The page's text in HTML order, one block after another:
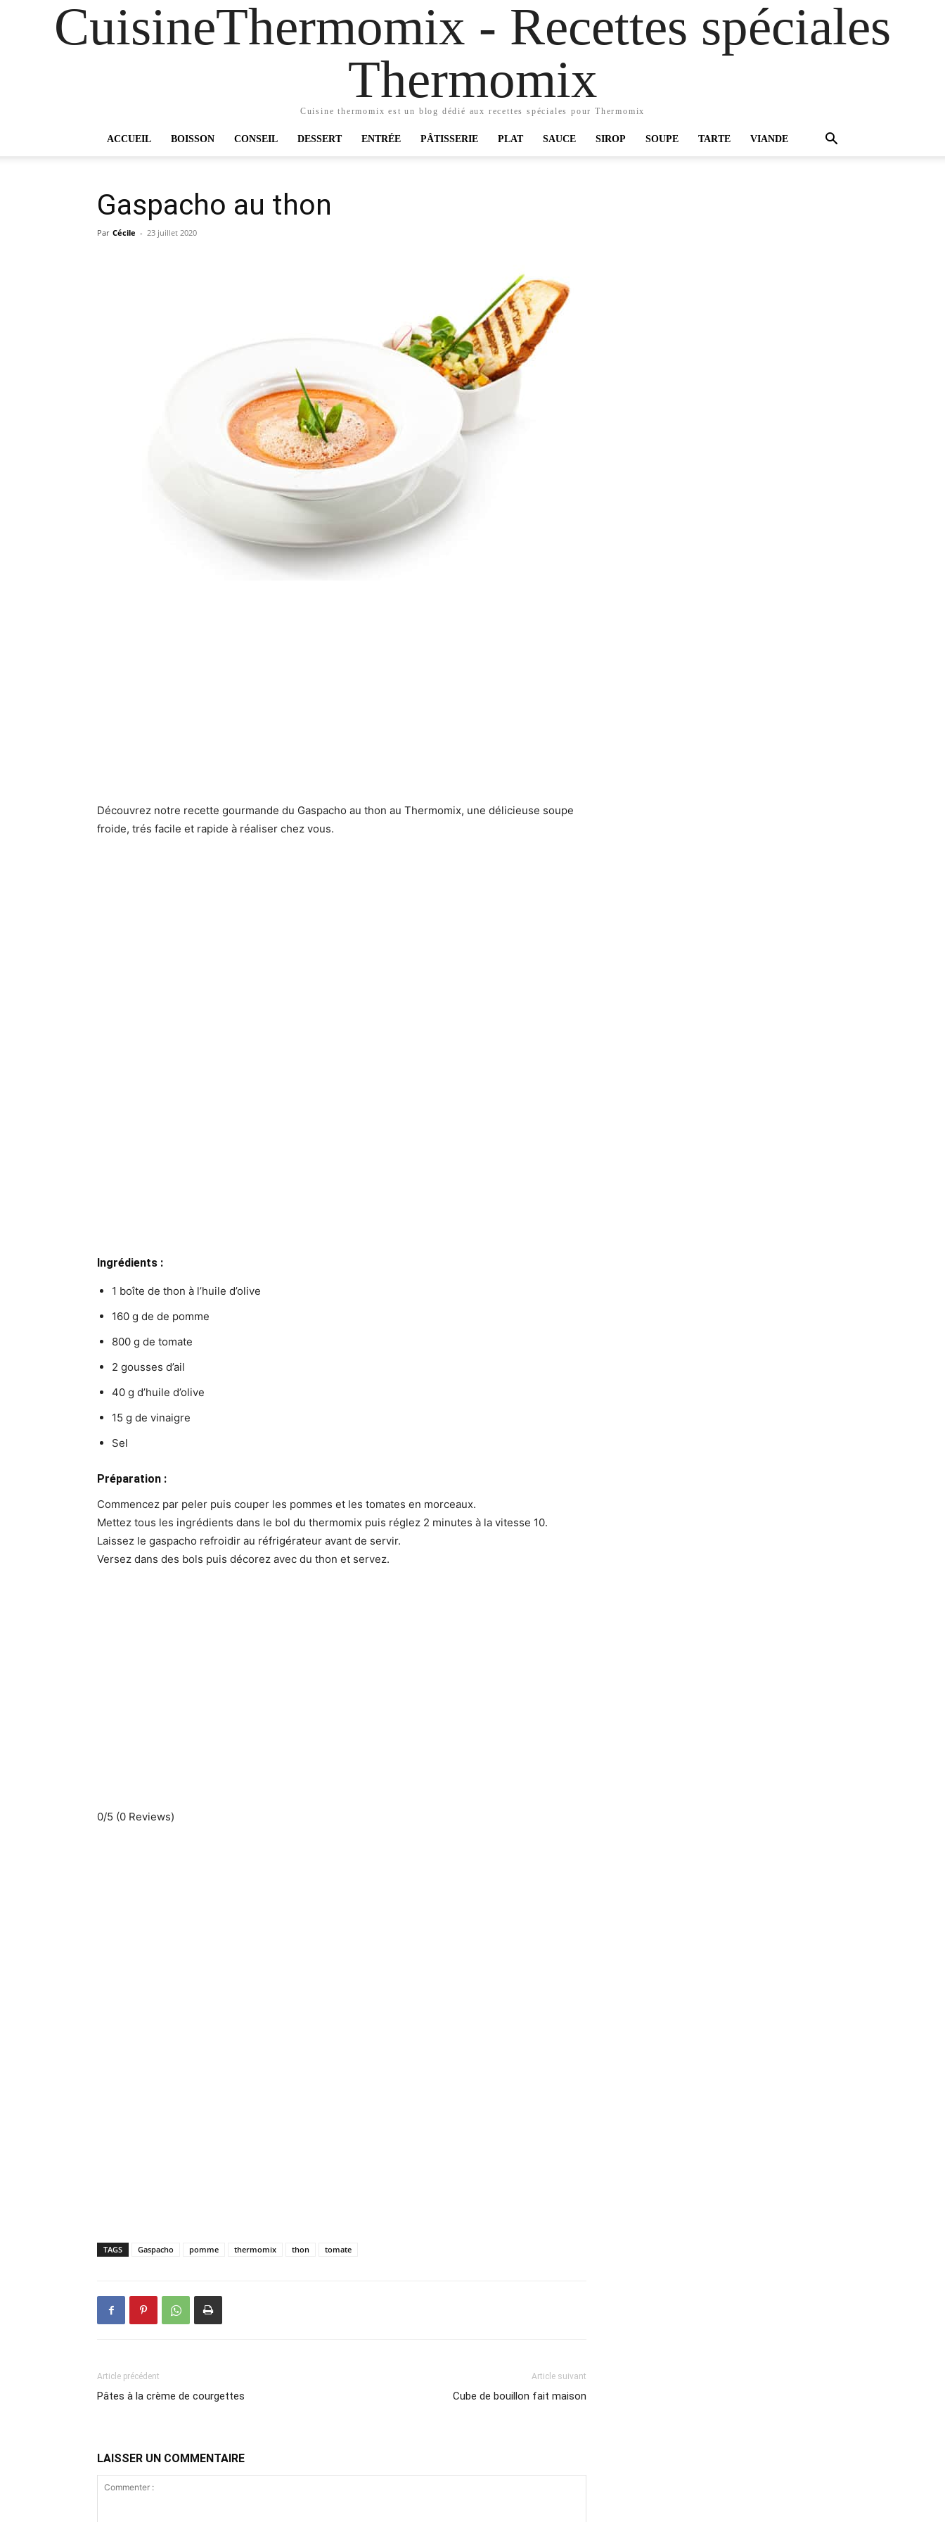
CuisineThermomix - Recettes spéciales
Thermomix
Cuisine thermomix est un blog dédié aux recettes spéciales pour Thermomix
ACCUEIL BOISSON CONSEIL DESSERT ENTRÉE PÂTISSERIE PLAT SAUCE SIROP SOUPE TARTE VIANDE
Gaspacho au thon
Par Cécile - 23 juillet 2020
Découvrez notre recette gourmande du Gaspacho au thon au Thermomix, une délicieuse soupe
froide, trés facile et rapide à réaliser chez vous.
Ingrédients :
1 boîte de thon à l’huile d’olive
160 g de de pomme
800 g de tomate
2 gousses d’ail
40 g d’huile d’olive
15 g de vinaigre
Sel
Préparation :
Commencez par peler puis couper les pommes et les tomates en morceaux.
Mettez tous les ingrédients dans le bol du thermomix puis réglez 2 minutes à la vitesse 10.
Laissez le gaspacho refroidir au réfrigérateur avant de servir.
Versez dans des bols puis décorez avec du thon et servez.
0/5 (0 Reviews)
TAGS Gaspacho pomme thermomix thon tomate
Article précédent
Pâtes à la crème de courgettes
Article suivant
Cube de bouillon fait maison
LAISSER UN COMMENTAIRE